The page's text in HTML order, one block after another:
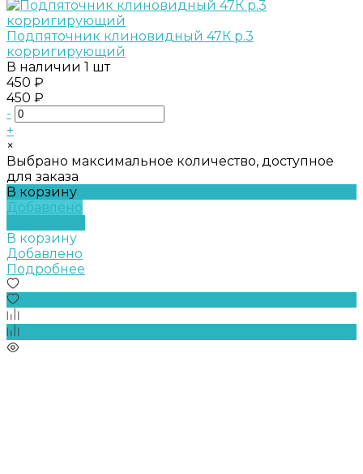
Подпяточник клиновидный 47К р.3
корригирующий
В наличии 1 шт
450 ₽
450 ₽
-
+
×
Выбрано максимальное количество, доступное
для заказа
В корзину
Добавлено
В корзину
Добавлено
Подробнее